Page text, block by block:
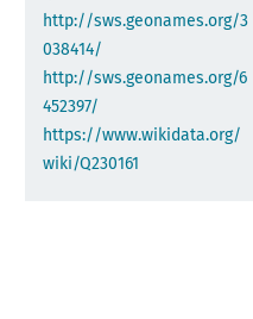
http://sws.geonames.org/3
038414/
http://sws.geonames.org/6
452397/
https://www.wikidata.org/
wiki/Q230161